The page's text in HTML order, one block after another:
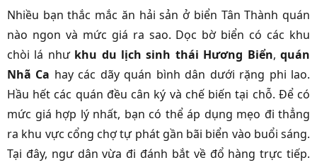
Nhiều bạn thắc mắc ăn hải sản ở biển Tân Thành quán
nào ngon và mức giá ra sao. Dọc bờ biển có các khu
chòi lá như khu du lịch sinh thái Hương Biển,quán
Nhã Ca hay các dãy quán bình dân dưới rặng phi lao.
Hầu hết các quán đều cân ký và chế biến tại chỗ. Để có
mức giá hợp lý nhất, bạn có thể áp dụng mẹo đi thẳng
ra khu vực cổng chợ tự phát gần bãi biển vào buổi sáng.
Tại đây, ngư dân vừa đi đánh bắt về đổ hàng trực tiếp.